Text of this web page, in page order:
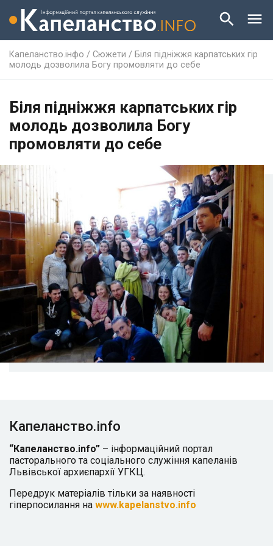
Капеланство.інфо / Сюжети / Біля підніжжя карпатських гір
молодь дозволила Богу промовляти до себе
Біля підніжжя карпатських гір
молодь дозволила Богу
промовляти до себе
Капеланство.info
“Капеланство.info” – інформаційний портал
пасторального та соціального служіння капеланів
Львівської архиєпархії УГКЦ.
Передрук матеріалів тільки за наявності
гіперпосилання на www.kapelanstvo.info